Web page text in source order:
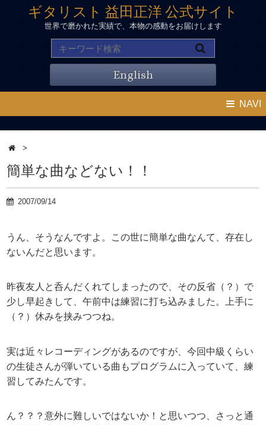
ギタリスト 益田正洋 公式サイト
世界で磨かれた実績で、本物の感動をお届けします
English
NAVI
>
簡単な曲などない！！
2007/09/14
うん、そうなんですよ。この世に簡単な曲なんて、存在し
ないんだと思います。
昨夜友人と呑んだくれてしまったので、その反省（？）で
少し早起きして、午前中は練習に打ち込みました。上手に
（？）休みを挟みつつね。
実は近々レコーディングがあるのですが、今回中級くらい
の生徒さんが弾いている曲もプログラムに入っていて、練
習してみたんです。
ん？？？意外に難しいではないか！と思いつつ、さっと通